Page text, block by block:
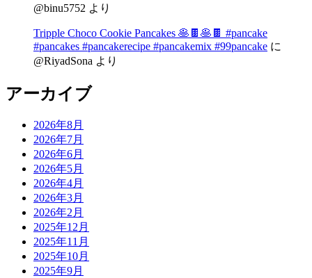
@binu5752 より
Tripple Choco Cookie Pancakes 🥞🍫🥞🍫 #pancake
#pancakes #pancakerecipe #pancakemix #99pancake に
@RiyadSona より
アーカイブ
2026年8月
2026年7月
2026年6月
2026年5月
2026年4月
2026年3月
2026年2月
2025年12月
2025年11月
2025年10月
2025年9月